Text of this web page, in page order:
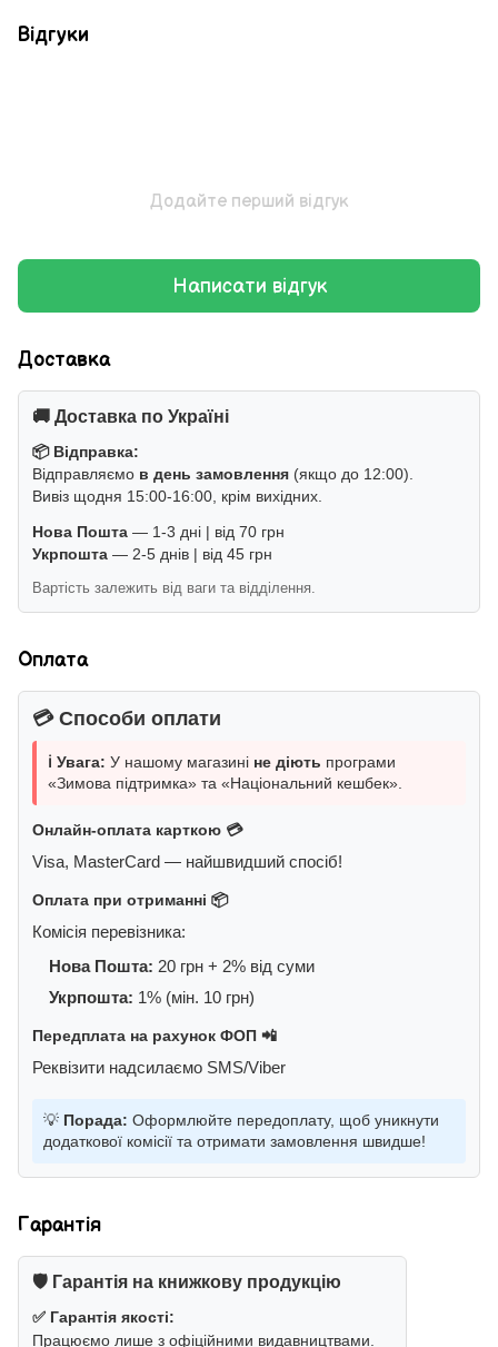
Відгуки
Додайте перший відгук
Написати відгук
Доставка
🚚 Доставка по Україні
📦 Відправка:
Відправляємо в день замовлення (якщо до 12:00).
Вивіз щодня 15:00-16:00, крім вихідних.
Нова Пошта — 1-3 дні | від 70 грн
Укрпошта — 2-5 днів | від 45 грн
Вартість залежить від ваги та відділення.
Оплата
💳 Способи оплати
ℹ️ Увага: У нашому магазині не діють програми
«Зимова підтримка» та «Національний кешбек».
Онлайн-оплата карткою 💳
Visa, MasterCard — найшвидший спосіб!
Оплата при отриманні 📦
Комісія перевізника:
Нова Пошта: 20 грн + 2% від суми
Укрпошта: 1% (мін. 10 грн)
Передплата на рахунок ФОП 📲
Реквізити надсилаємо SMS/Viber
💡 Порада: Оформлюйте передоплату, щоб уникнути
додаткової комісії та отримати замовлення швидше!
Гарантія
🛡️ Гарантія на книжкову продукцію
✅ Гарантія якості:
Працюємо лише з офіційними видавництвами.